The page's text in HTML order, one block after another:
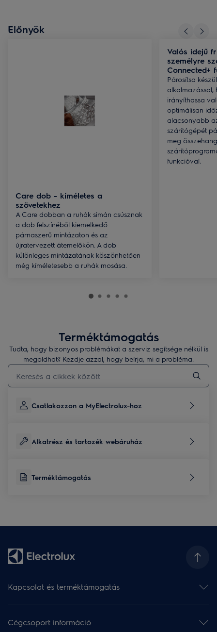
Előnyök
Care dob - kíméletes a
szövetekhez
A Care dobban a ruhák simán csúsznak
a dob felszínéből kiemelkedő
párnaszerű mintázaton és az
újratervezett átemelőkön. A dob
különleges mintázatának köszönhetően
még kíméletesebb a ruhák mosása.
Valós idejű
személyre
Connected+
Párosítsa
alkalmazással,
irányíthassa
optimálisan
alacsonyabb
szárítógépét
meg
funkcióval.
Terméktámogatás
Tudta, hogy bizonyos problémákat a szerviz segítsége nélkül is
megoldhat? Kezdje azzal, hogy beírja, mi a probléma.
Kezdjen el gépelni a terméktámogatási cikkek kereséséhez
Csatlakozzon a MyElectrolux-hoz
Alkatrész és tartozék webáruház
Terméktámogatás
Kapcsolat és terméktámogatás
Hírlevél
Terméktámogatás
Cégcsoport információ